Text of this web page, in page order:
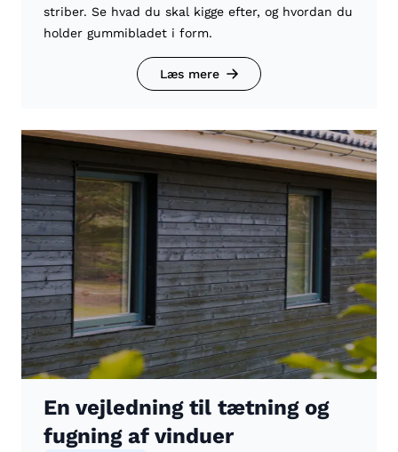
striber. Se hvad du skal kigge efter, og hvordan du
holder gummibladet i form.
Læs mere
En vejledning til tætning og
fugning af vinduer